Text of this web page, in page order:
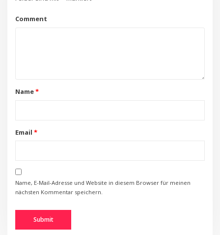
Comment
Name*
Email *
Name, E-Mail-Adresse und Website in diesem Browser für meinen
nächsten Kommentar speichern.